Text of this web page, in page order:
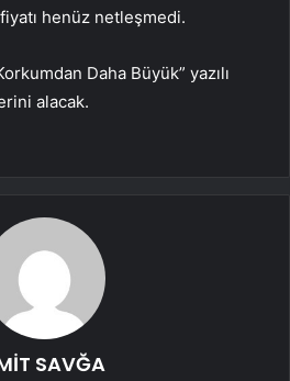
henüz netleşmedi.
Daha Büyük” yazılı
alacak.
SAVĞA